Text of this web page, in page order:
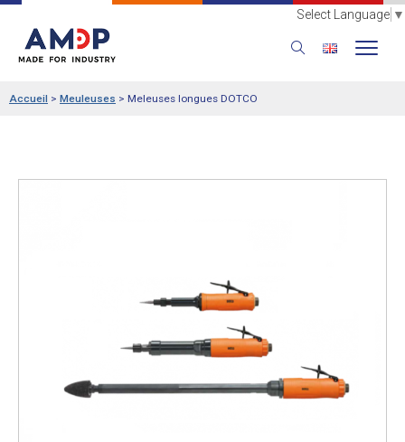
Select Language ▼
Accueil > Meuleuses > Meleuses longues DOTCO